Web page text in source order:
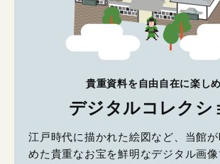
貴重資料を自由自在に楽し
デジタルコレクシ
江戸時代に描かれた絵図など、当館
めた貴重なお宝を鮮明なデジタル画像